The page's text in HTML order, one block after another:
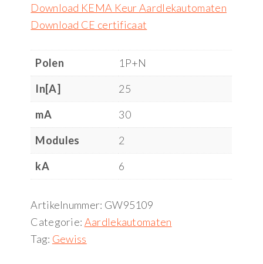
Download KEMA Keur Aardlekautomaten
Download CE certificaat
Polen
1P+N
In[A]
25
mA
30
Modules
2
kA
6
Artikelnummer: GW95109
Categorie: Aardlekautomaten
Tag: Gewiss